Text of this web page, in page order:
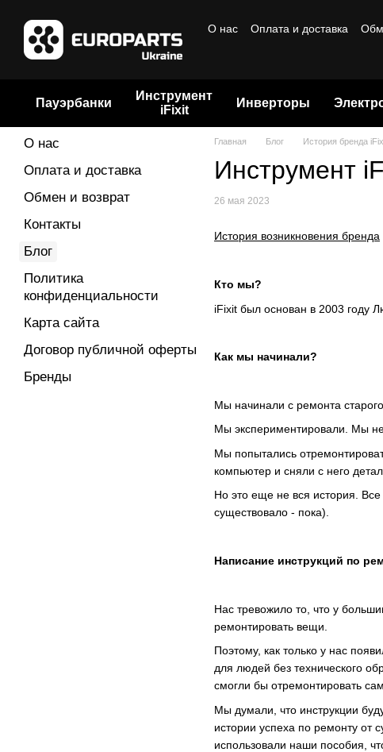
О нас
Оплата и доставка
Пауэрбанки
Инструмент
iFixit
Инверторы
Главная Блог История бренда
Инструмент
26 мая 2023
История возникновения бренда
Кто мы?
iFixit был основан в 2003 году
Как мы начинали?
Мы начинали с ремонта
Мы экспериментировали. Мы
Мы попытались
компьютер и сняли с него
Но это еще не вся история.
существовало - пока).
Написание инструкций по
Нас тревожило то, что у
ремонтировать вещи.
Поэтому, как только у нас
для людей без технического
смогли бы отремонтировать
Мы думали, что инструкции
истории успеха по ремонту от
использовали наши пособия,
О нас
Оплата и доставка
Обмен и возврат
Контакты
Блог
Политика
конфиденциальности
Карта сайта
Договор публичной оферты
Бренды